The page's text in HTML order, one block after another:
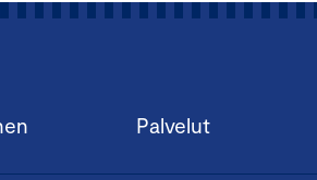
Palvelut